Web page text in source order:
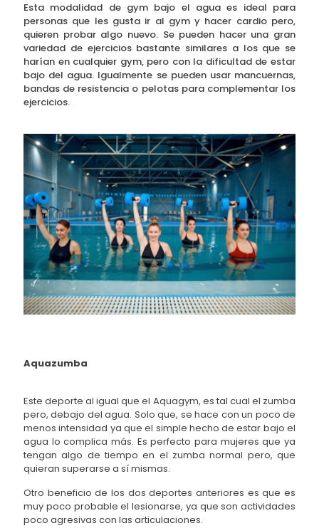
Esta modalidad de gym bajo el agua es ideal para
personas que les gusta ir al gym y hacer cardio pero,
quieren probar algo nuevo. Se pueden hacer una gran
variedad de ejercicios bastante similares a los que se
harían en cualquier gym, pero con la dificultad de estar
bajo del agua. Igualmente se pueden usar mancuernas,
bandas de resistencia o pelotas para complementar los
ejercicios.
Aquazumba
Este deporte al igual que el Aquagym, es tal cual el zumba
pero, debajo del agua. Solo que, se hace con un poco de
menos intensidad ya que el simple hecho de estar bajo el
agua lo complica más. Es perfecto para mujeres que ya
tengan algo de tiempo en el zumba normal pero, que
quieran superarse a sí mismas.
Otro beneficio de los dos deportes anteriores es que es
muy poco probable el lesionarse, ya que son actividades
poco agresivas con las articulaciones.